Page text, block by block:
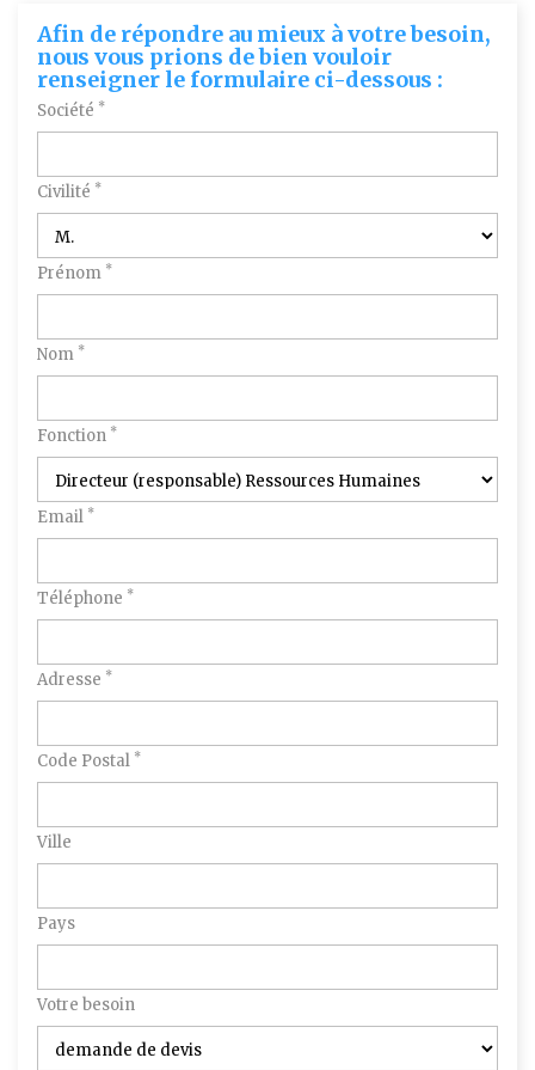
Afin de répondre au mieux à votre besoin,
nous vous prions de bien vouloir
renseigner le formulaire ci-dessous :
Société *
Civilité *
Prénom *
Nom *
Fonction *
Email *
Téléphone *
Adresse *
Code Postal *
Ville
Pays
Votre besoin